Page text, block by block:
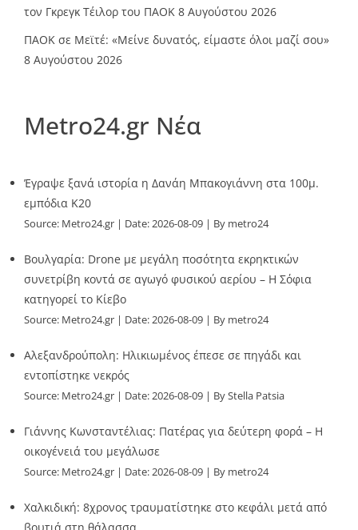
τον Γκρεγκ Τέιλορ του ΠΑΟΚ 8 Αυγούστου 2026
ΠΑΟΚ σε Μεϊτέ: «Μείνε δυνατός, είμαστε όλοι μαζί σου»
8 Αυγούστου 2026
Metro24.gr Νέα
Έγραψε ξανά ιστορία η Δανάη Μπακογιάννη στα 100μ.
εμπόδια Κ20
Source: Metro24.gr Date: 2026-08-09 By metro24
Βουλγαρία: Drone με μεγάλη ποσότητα εκρηκτικών
συνετρίβη κοντά σε αγωγό φυσικού αερίου – Η Σόφια
κατηγορεί το Κίεβο
Source: Metro24.gr Date: 2026-08-09 By metro24
Αλεξανδρούπολη: Ηλικιωμένος έπεσε σε πηγάδι και
εντοπίστηκε νεκρός
Source: Metro24.gr Date: 2026-08-09 By Stella Patsia
Γιάννης Κωνσταντέλιας: Πατέρας για δεύτερη φορά – Η
οικογένειά του μεγάλωσε
Source: Metro24.gr Date: 2026-08-09 By metro24
Χαλκιδική: 8χρονος τραυματίστηκε στο κεφάλι μετά από